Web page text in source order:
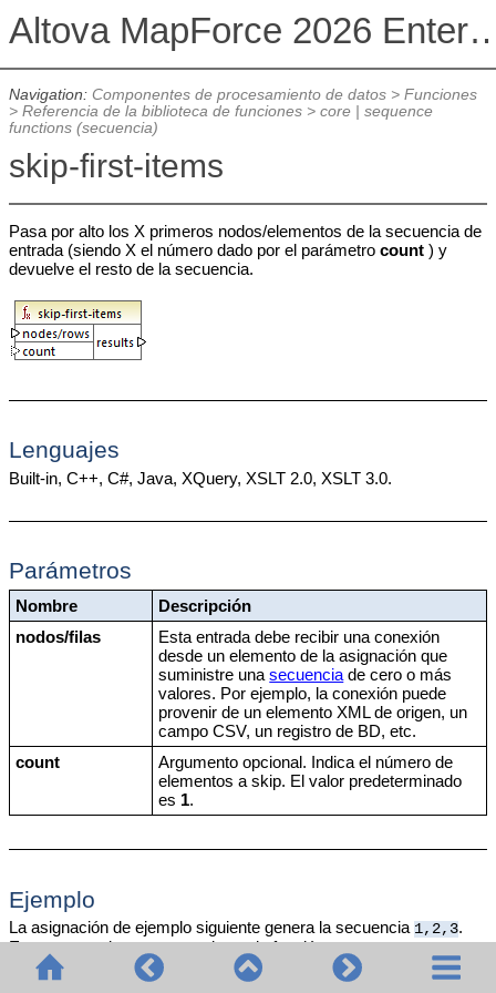
Altova MapForce 2026
Navigation: Componentes de procesamiento de datos> Funciones
> Referencia de la biblioteca de funciones> core | sequence
functions (secuencia)
skip-first-items
Pasa por alto los X primeros nodos/elementos de la secuencia de
entrada (siendo X el número dado por el parámetro count) y
devuelve el resto de la secuencia.
Lenguajes
Built-in, C++, C#, Java, XQuery, XSLT 2.0, XSLT 3.0.
Parámetros
Nombre
Descripción
nodos/filas
Esta entrada debe recibir una conexión
desde un elemento de la asignación que
suministre unasecuencia de cero o más
valores. Por ejemplo, la conexión puede
provenir de un elemento XML de origen, un
campo CSV, un registro de BD, etc.
count
Argumento opcional. Indica el número de
elementos a skip. El valor predeterminado
es 1.
Ejemplo
La asignación de ejemplo siguiente genera la secuencia 1,2,3.
Esta secuencia es procesada por la función skip-first-items ,
que escribe el resultado en un archivo XML de destino.